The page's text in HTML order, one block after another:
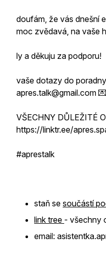
doufám, že vás dnešní
moc zvědavá, na vaše
ly a děkuju za podporu!
vaše dotazy do
apres.talk@gmail.com 💌
VŠECHNY DŮLEŽITÉ
https://linktr.ee/
#aprestalk
staň se součástí
link tree - všechny
email: